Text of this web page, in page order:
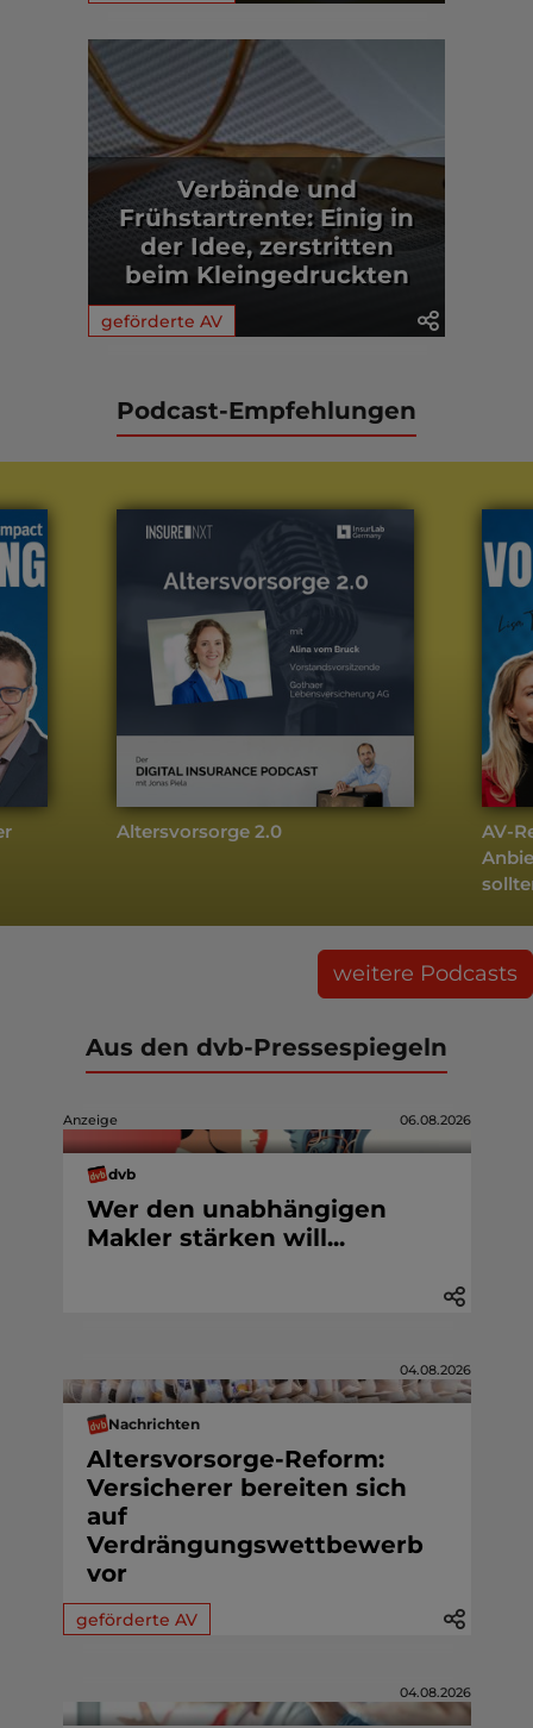
Verbände und
Frühstartrente: Einig in
der Idee, zerstritten
beim Kleingedruckten
geförderte AV
Podcast-Empfehlungen
Altersvorsorge 2.0
AV-
weitere Podcasts
Aus den dvb-Pressespiegeln
Anzeige 06.08.2026
dvb
Wer den unabhängigen
Makler stärken will...
04.08.2026
Nachrichten
Altersvorsorge-Reform:
Versicherer bereiten sich
auf
Verdrängungswettbewerb
vor
geförderte AV
04.08.2026